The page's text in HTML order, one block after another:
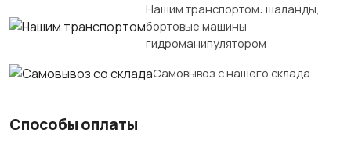
Нашим транспортом: шаланды,
бортовые машины
гидроманипулятором
Самовывоз с нашего склада
Способы оплаты